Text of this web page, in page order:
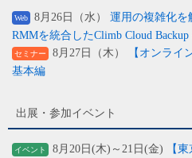
Web 8月26日（水） 運用の複雑化を
RMMを統合したClimb Cloud
セミナー 8月27日（木）
【オンライ
基本編
出展・参加イベント
イベント 8月20日(木)～21日(金)
【